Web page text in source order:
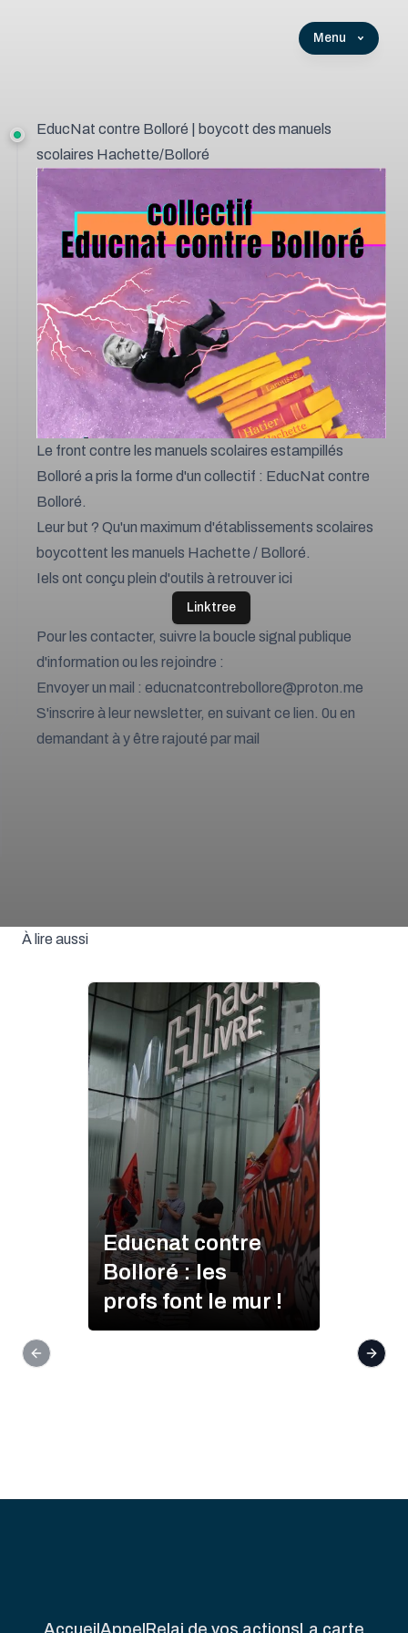
EducNat contre Bolloré | boycott des manuels
scolaires Hachette/Bolloré
Le front contre les manuels scolaires estampillés
Bolloré a pris la forme d'un collectif : EducNat contre
Bolloré.
Leur but ? Qu'un maximum d'établissements scolaires
boycottent les manuels Hachette / Bolloré.
Iels ont conçu plein d'outils à retrouver ici
Linktree
Pour les contacter, suivre la boucle signal publique
d'information ou les rejoindre :
Envoyer un mail : educnatcontrebollore@proton.me
S'inscrire à leur newsletter, en suivant ce lien . 0u en
demandant à y être rajouté par mail
À lire aussi
Educnat contre
Bolloré : les
profs font le mur !
Previous slide Next
Menu